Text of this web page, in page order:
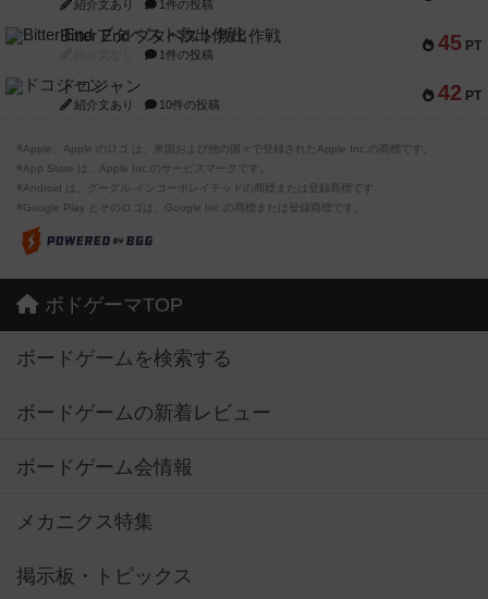
紹介文あり 1件の投稿
45 PT
Bitter End ブタペスト救出作戦
1件の投稿
42 PT
ドコジャン
紹介文あり 10件の投稿
※Apple、Apple のロゴ は、米国および他の国々で登録されたApple Inc.の商標です。
※App Store は、Apple Inc.のサービスマークです。
※Android は、グーグル インコーポレイテッドの商標または登録商標です。
※Google Play とそのロゴは、Google Inc.の商標または登録商標です。
ボドゲーマTOP
ボードゲームを検索する
ボードゲームの新着レビュー
ボードゲーム会情報
メカニクス特集
掲示板・トピックス